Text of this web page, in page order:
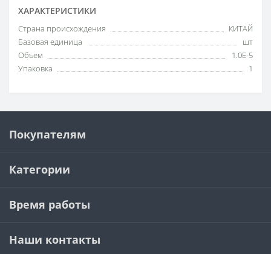
ХАРАКТЕРИСТИКИ
Cтрана происхождения
КИТАЙ
Базовая единица
шт
Объем
1.0E-5
Упаковка
1
Покупателям
Категории
Время работы
Наши контакты